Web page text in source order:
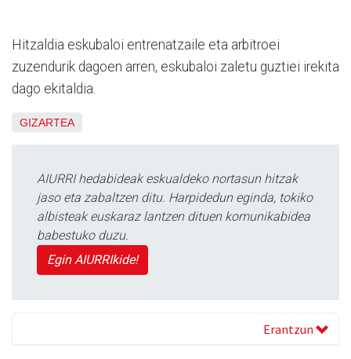
Hitzaldia eskubaloi entrenatzaile eta arbitroei
zuzendurik dagoen arren, eskubaloi zaletu guztiei irekita
dago ekitaldia.
GIZARTEA
AIURRI hedabideak eskualdeko nortasun hitzak
jaso eta zabaltzen ditu. Harpidedun eginda, tokiko
albisteak euskaraz lantzen dituen komunikabidea
babestuko duzu.
Egin AIURRIkide!
Erantzun